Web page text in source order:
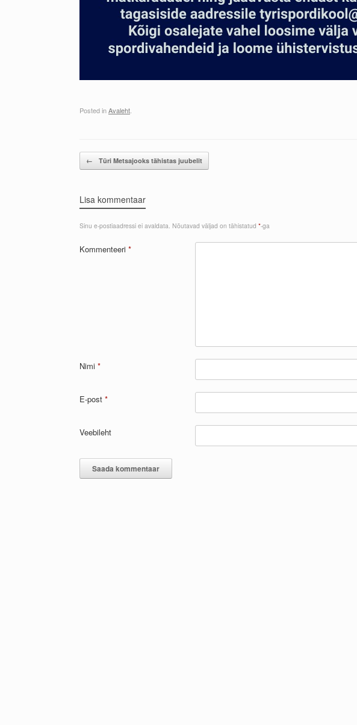
Posted inAvaleht.
Post navigation
← Türi Metsajooks tähistas juubelit
Lisa kommentaar
Sinu e-postiaadressi ei avaldata. Nõutavad väljad on tähistatud *-ga
Kommenteeri *
Nimi *
E-post *
Veebileht